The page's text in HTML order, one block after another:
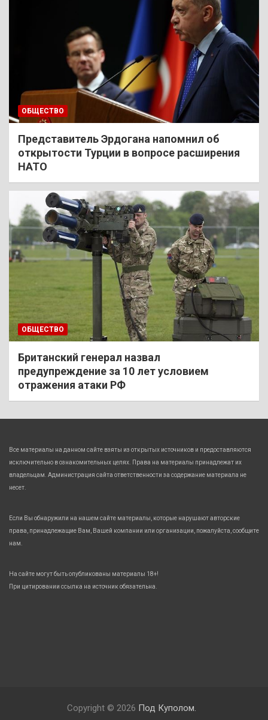
ОБЩЕСТВО
Представитель Эрдогана напомнил об
открытости Турции в вопросе расширения
НАТО
ОБЩЕСТВО
Британский генерал назвал
предупреждение за 10 лет условием
отражения атаки РФ
Все материалы на данном сайте взяты из открытых источников и предоставляются
исключительно в ознакомительных целях. Права на материалы принадлежат их
владельцам. Администрация сайта ответственности за содержание материала не
несет.
Если Вы обнаружили на нашем сайте материалы, которые нарушают авторские
права, принадлежащие Вам, Вашей компании или организации, пожалуйста, сообщите
нам.
На сайте могут быть опубликованы материалы 18+!
При цитировании ссылка на источник обязательна.
Copyright © 2026 Под Куполом.